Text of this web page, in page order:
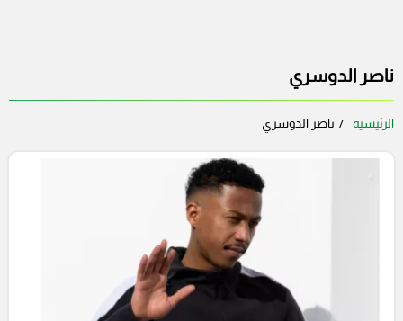
ناصر الدوسري
الرئيسية ناصر الدوسري